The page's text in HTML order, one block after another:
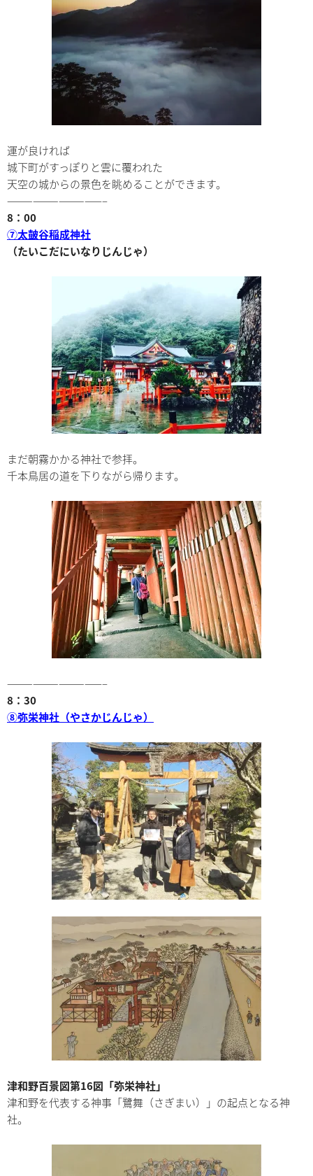
運が良ければ
城下町がすっぽりと雲に覆われた
天空の城からの景色を眺めることができます。
———————————–
8：00
⑦太皷谷稲成神社
（たいこだにいなりじんじゃ）
まだ朝霧かかる神社で参拝。
千本鳥居の道を下りながら帰ります。
———————————–
8：30
⑧弥栄神社（やさかじんじゃ）
津和野百景図第16図「弥栄神社」
津和野を代表する神事「鷺舞（さぎまい）」の起点となる神
社。